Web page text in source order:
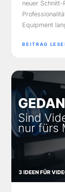
neuer Schnitt-
Equipment
BEITRAG